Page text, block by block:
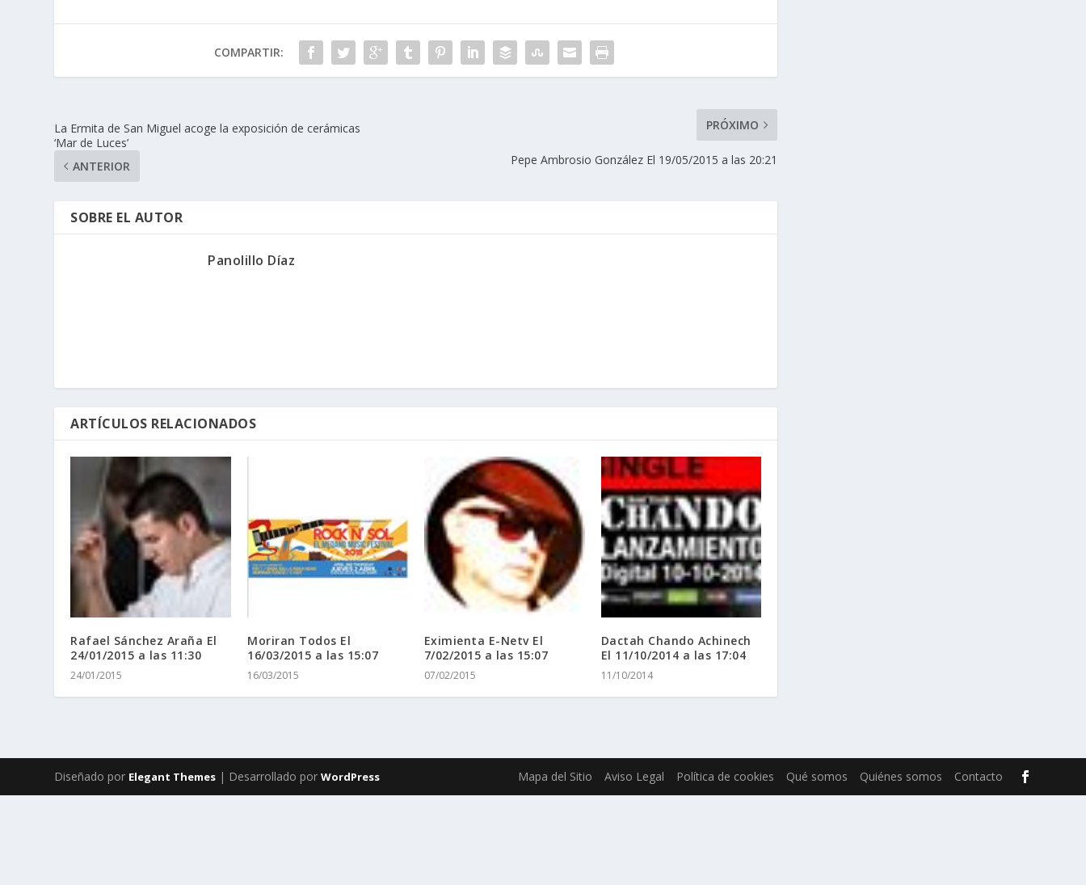
COMPARTIR:
La Ermita de San Miguel acoge la exposición de cerámicas
‘Mar de Luces’
ANTERIOR
PRÓXIMO
Pepe Ambrosio González El 19/05/2015 a las 20:21
SOBRE EL AUTOR
Panolillo Díaz
ARTÍCULOS RELACIONADOS
Rafael Sánchez Araña El
24/01/2015 a las 11:30
24/01/2015
Moriran Todos El
16/03/2015 a las 15:07
16/03/2015
Eximienta E-Netv El
7/02/2015 a las 15:07
07/02/2015
Dactah Chando Achinech
El 11/10/2014 a las 17:04
11/10/2014
Diseñado por Elegant Themes | Desarrollado porWordPress Mapa del Sitio Aviso Legal Política de cookies Qué somos Quiénes somos Contacto